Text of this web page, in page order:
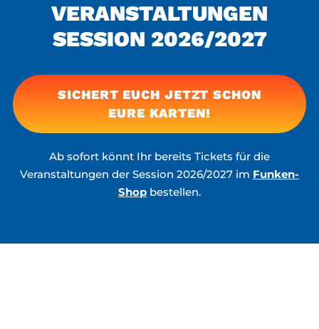
VERAN­STAL­TUNGEN
SESSION 2026/2027
SICHERT EUCH JETZT SCHON
EURE KARTEN!
Ab sofort könnt Ihr bereits Tickets für die
Veranstaltungen der Session 2026/2027 im Funken-
Shop bestellen.